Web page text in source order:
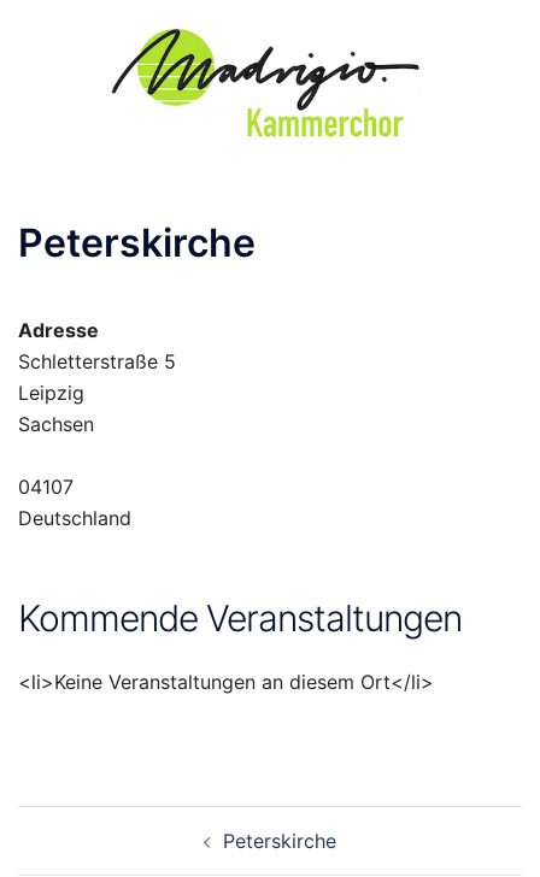
Peterskirche
Adresse
Schletterstraße 5
Leipzig
Sachsen
04107
Deutschland
Kommende Veranstaltungen
<li>Keine Veranstaltungen an diesem Ort</li>
Beitragsnavigation
Peterskirche